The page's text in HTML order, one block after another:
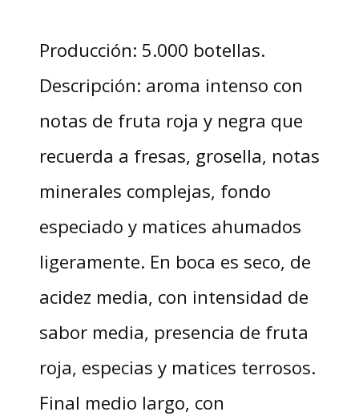
Producción: 5.000 botellas.
Descripción: aroma intenso con
notas de fruta roja y negra que
recuerda a fresas, grosella, notas
minerales complejas, fondo
especiado y matices ahumados
ligeramente. En boca es seco, de
acidez media, con intensidad de
sabor media, presencia de fruta
roja, especias y matices terrosos.
Final medio largo, con